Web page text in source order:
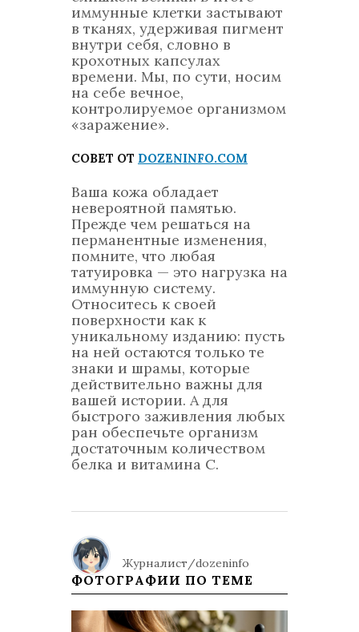
иммунные клетки застывают
в тканях, удерживая пигмент
внутри себя, словно в
крохотных капсулах
времени. Мы, по сути, носим
на себе вечное,
контролируемое организмом
«заражение».
СОВЕТ ОТ DOZENINFO.COM
Ваша кожа обладает
невероятной памятью.
Прежде чем решаться на
перманентные изменения,
помните, что любая
татуировка — это нагрузка на
иммунную систему.
Относитесь к своей
поверхности как к
уникальному изданию: пусть
на ней остаются только те
знаки и шрамы, которые
действительно важны для
вашей истории. А для
быстрого заживления любых
ран обеспечьте организм
достаточным количеством
белка и витамина С.
Журналист/dozeninfo
ФОТОГРАФИИ ПО ТЕМЕ